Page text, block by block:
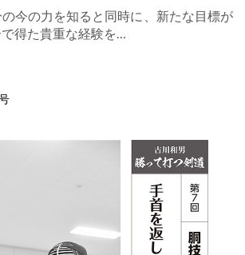
今の力を知ると同時に、新たな目標が
得た貴重な経験を…